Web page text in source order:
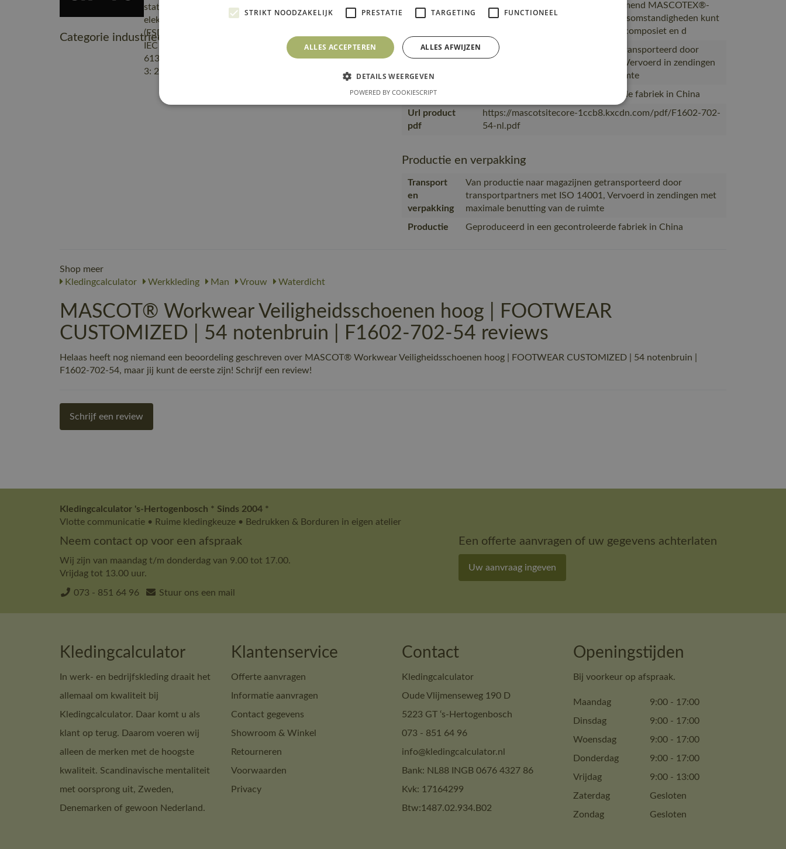
Categorie industrieel onderhoud
bovenwerk met waterdicht en ademend MASCOTEX®-
membraan, zodat u onder alle weersomstandigheden kunt
presteren., De versterkte teen van composiet en d
Transport en
Van productie naar magazijnen getransporteerd door
transportpartners met ISO 14001, Vervoerd in zendingen
met maximale benutting van de ruimte
Productie
Geproduceerd in een gecontroleerde fabriek in China
Url product
pdf
https://mascotsitecore-1ccb8.kxcdn.com/pdf/F1602-702-
54-nl.pdf
Productie en verpakking
Transport
en
verpakking
Van productie naar magazijnen getransporteerd door
transportpartners met ISO 14001, Vervoerd in zendingen met
maximale benutting van de ruimte
Productie
Geproduceerd in een gecontroleerde fabriek in China
Shop meer
Kledingcalculator
Werkkleding Man Vrouw Waterdicht
MASCOT® Workwear Veiligheidsschoenen hoog | FOOTWEAR
CUSTOMIZED | 54 notenbruin | F1602-702-54 reviews
Helaas heeft nog niemand een beoordeling geschreven over MASCOT® Workwear Veiligheidsschoenen hoog | FOOTWEAR CUSTOMIZED | 54 notenbruin |
F1602-702-54, maar jij kunt de eerste zijn! Schrijf een review!
Schrijf een review
Kledingcalculator 's-Hertogenbosch * Sinds 2004 *
Vlotte communicatie • Ruime kledingkeuze • Bedrukken & Borduren in eigen atelier
Neem contact op voor een afspraak
Wij zijn van maandag t/m donderdag van 9.00 tot 17.00.
Vrijdag tot 13.00 uur.
073 - 851 64 96 Stuur ons een mail
Een offerte aanvragen of uw gegevens achterlaten
Uw aanvraag ingeven
Kledingcalculator
In werk- en bedrijfskleding draait het
allemaal om kwaliteit bij
Kledingcalculator. Daar komt u als
klant op terug. Daarom voeren wij
alleen de merken met de hoogste
kwaliteit. Scandinavische mentaliteit
met oorsprong uit, Zweden,
Denemarken of gewoon Nederland.
Klantenservice
Offerte aanvragen
Informatie aanvragen
Contact gegevens
Showroom & Winkel
Retourneren
Voorwaarden
Privacy
Contact
Kledingcalculator
Oude Vlijmenseweg 190 D
5223 GT ‘s-Hertogenbosch
073 - 851 64 96
info@kledingcalculator.nl
Bank: NL88 INGB 0676 4327 86
Kvk: 17164299
Btw:1487.02.934.B02
Openingstijden
Bij voorkeur op afspraak.
Maandag 9:00 - 17:00
Dinsdag
9:00 - 17:00
Woensdag
9:00 - 17:00
Donderdag
9:00 - 17:00
Vrijdag
9:00 - 13:00
Zaterdag
Gesloten
Zondag
Gesloten
STRIKT NOODZAKELIJK PRESTATIE TARGETING FUNCTIONEEL
ALLES ACCEPTEREN ALLES AFWIJZEN
DETAILS WEERGEVEN
POWERED BY COOKIESCRIPT